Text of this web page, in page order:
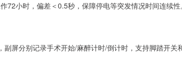
72小时，偏差＜0.5秒，保障停电等突发情况时间连续性
屏分别记录手术开始/麻醉计时/倒计时，支持脚踏开关